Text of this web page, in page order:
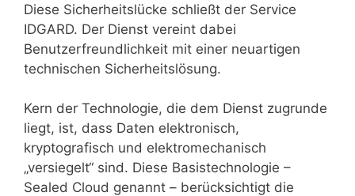
Diese Sicherheitslücke schließt der Service
IDGARD. Der Dienst vereint dabei
Benutzerfreundlichkeit mit einer neuartigen
technischen Sicherheitslösung.
Kern der Technologie, die dem Dienst zugrunde
liegt, ist, dass Daten elektronisch,
kryptografisch und elektromechanisch
„versiegelt“ sind. Diese Basistechnologie –
Sealed Cloud genannt – berücksichtigt die